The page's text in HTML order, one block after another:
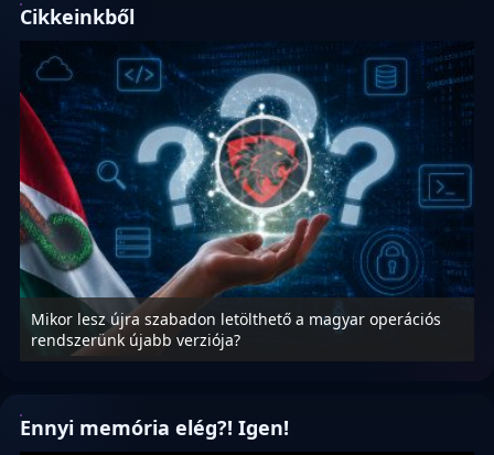
Cikkeinkből
Mikor lesz újra szabadon letölthető a magyar operációs
rendszerünk újabb verziója?
Ennyi memória elég?! Igen!